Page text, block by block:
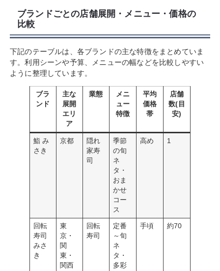
ブランドごとの店舗展開・メニュー・価格の
比較
下記のテーブルは、各ブランドの主な特徴をまとめていま
す。利用シーンや予算、メニューの幅などを比較しやすい
ように整理しています。
ブラ
ンド
主な
展開
エリ
ア
業態
メニ
ュー
特徴
平均
価格
帯
店舗
数(目
安)
鮨 み
さき
京都
隠れ
家寿
司
季節
の旬
ネ
タ・
おま
かせ
コー
ス
高め 1
回転
寿司
みさ
き
東
京・
関
東・
関西
回転
寿司
定番
～旬
ネ
タ・
多彩
手頃 約70